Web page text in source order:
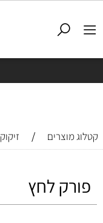
קטלוג מוצרים / זיקוק
פורק לחץ